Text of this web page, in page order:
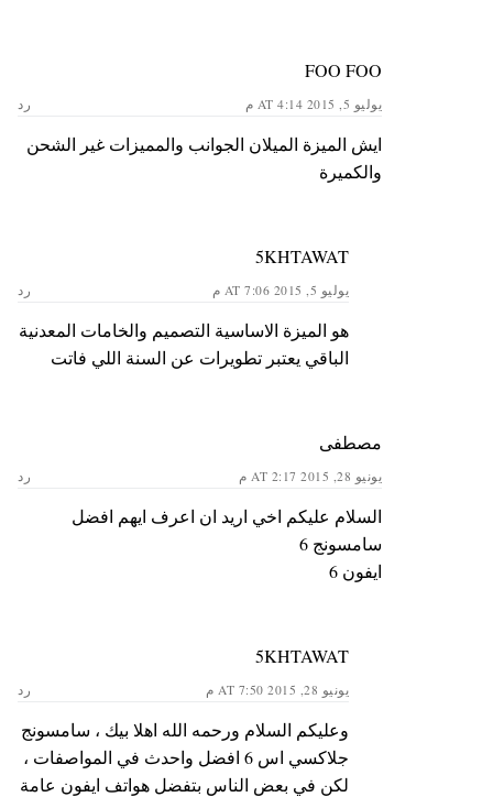
FOO FOO
يوليو 5, 2015 AT 4:14 م رد
ايش الميزة الميلان الجوانب والمميزات غير الشحن
والكميرة
5KHTAWAT
يوليو 5, 2015 AT 7:06 م رد
هو الميزة الاساسية التصميم والخامات المعدنية
الباقي يعتبر تطويرات عن السنة اللي فاتت
مصطفى
يونيو 28, 2015 AT 2:17 م رد
السلام عليكم اخي اريد ان اعرف ايهم افضل
سامسونج 6
ايفون 6
5KHTAWAT
يونيو 28, 2015 AT 7:50 م رد
وعليكم السلام ورحمه الله اهلا بيك ، سامسونج
جلاكسي اس 6 افضل واحدث في المواصفات ،
لكن في بعض الناس بتفضل هواتف ايفون عامة